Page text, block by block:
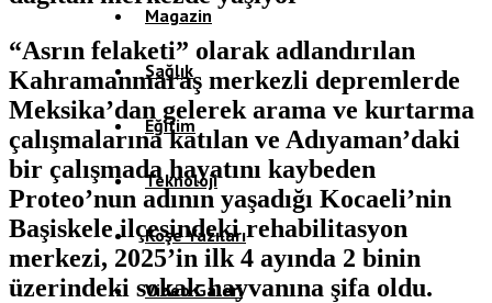
Magazin
Sağlık
Eğitim
Teknoloji
Köşe Yazıları
Video Galeri
“Asrın felaketi” olarak adlandırılan
Kahramanmaraş merkezli depremlerde
Meksika’dan gelerek arama ve kurtarma
çalışmalarına katılan ve Adıyaman’daki
bir çalışmada hayatını kaybeden
Proteo’nun adının yaşadığı Kocaeli’nin
Başiskele ilçesindeki rehabilitasyon
merkezi, 2025’in ilk 4 ayında 2 binin
üzerindeki sokak hayvanına şifa oldu.